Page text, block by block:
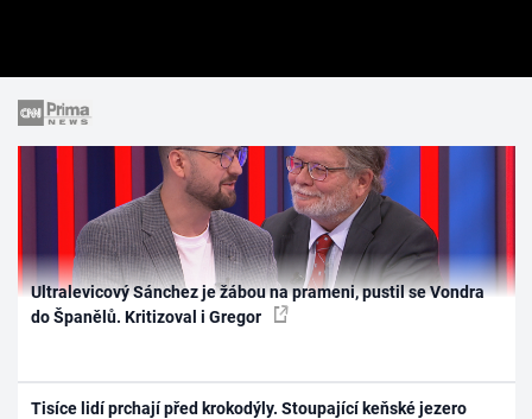
Ultralevicový Sánchez je žábou na prameni, pustil se Vondra
do Španělů. Kritizoval i Gregor
Tisíce lidí prchají před krokodýly. Stoupající keňské jezero